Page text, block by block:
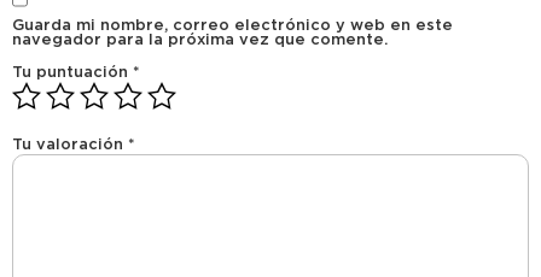
Guarda mi nombre, correo electrónico y web en este
navegador para la próxima vez que comente.
Tu puntuación *
Tu valoración *